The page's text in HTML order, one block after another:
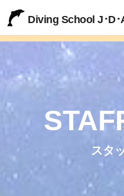
Diving School J･D･
スタ